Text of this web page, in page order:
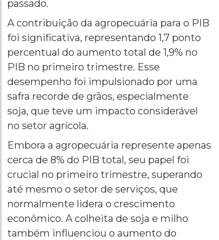
passado.
A contribuição da agropecuária para o PIB
foi significativa, representando 1,7 ponto
percentual do aumento total de 1,9% no
PIB no primeiro trimestre. Esse
desempenho foi impulsionado por uma
safra recorde de grãos, especialmente
soja, que teve um impacto considerável
no setor agrícola.
Embora a agropecuária represente apenas
cerca de 8% do PIB total, seu papel foi
crucial no primeiro trimestre, superando
até mesmo o setor de serviços, que
normalmente lidera o crescimento
econômico. A colheita de soja e milho
também influenciou o aumento do